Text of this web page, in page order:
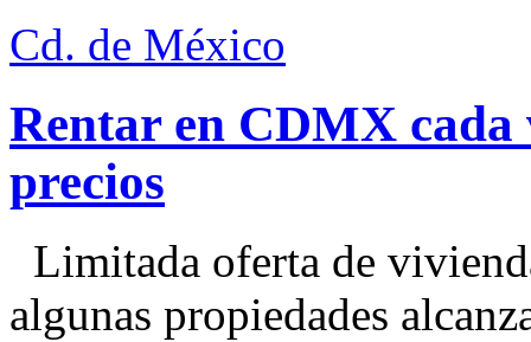
Cd. de México
Rentar en CDMX cada
precios
Limitada oferta de
algunas propiedades